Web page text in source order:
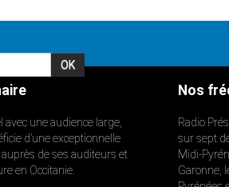
une audience large,
d’une exceptionnelle
de ses auditeurs et
en Occitanie.
Nos
Radio
sur sept
Midi-
Garonne,